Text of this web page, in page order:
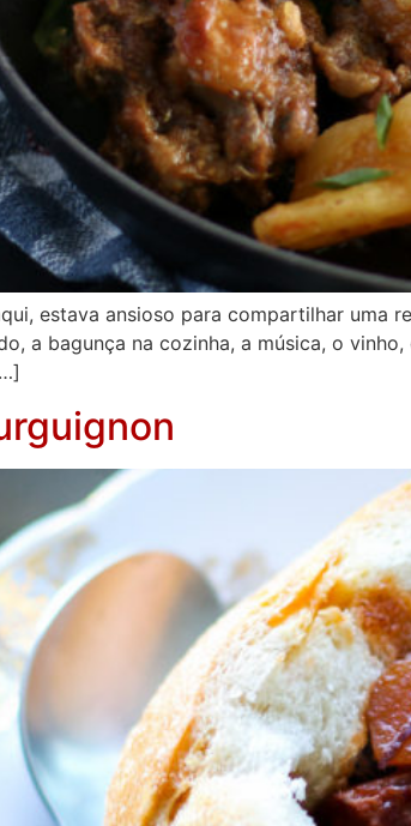
estava ansioso para compartilhar
a bagunça na cozinha, a música, o